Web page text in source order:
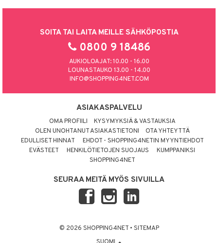
SOITA TAI LAITA MEILLE SÄHKÖPOSTIA
0800 9 18486
AUKIOLOAJAT: 10.00 - 16.00
LOUNASTAUKO 13.00 - 14.00
INFO@SHOPPING4NET.COM
ASIAKASPALVELU
OMA PROFIILI
KYSYMYKSIÄ & VASTAUKSIA
OLEN UNOHTANUT ASIAKASTIETONI
OTA YHTEYTTÄ
EDULLISET HINNAT
EHDOT - SHOPPING4NETIN MYYNTIEHDOT
EVÄSTEET
HENKILÖTIETOJEN SUOJAUS
KUMPPANIKSI
SHOPPING4NET
SEURAA MEITÄ MYÖS SIVUILLA
© 2026 SHOPPING4NET • SITEMAP